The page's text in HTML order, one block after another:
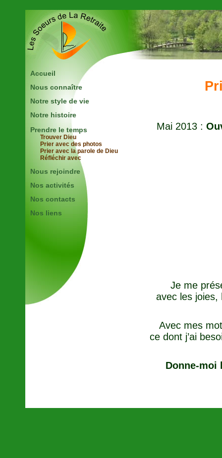
Accueil
Nous connaître
Notre style de vie
Notre histoire
Prendre le temps
Trouver Dieu
Prier avec des photos
Prier avec la parole de Dieu
Réfléchir avec
Nous rejoindre
Nos activités
Nos contacts
Nos liens
Mai 2013 :
Je me
avec les joies,
Avec mes
ce dont j’ai
Donne-moi